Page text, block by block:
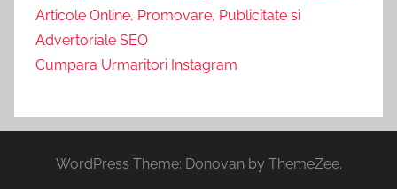
Articole Online, Promovare, Publicitate si
Advertoriale SEO
Cumpara Urmaritori Instagram
WordPress Theme: Donovan by ThemeZee.